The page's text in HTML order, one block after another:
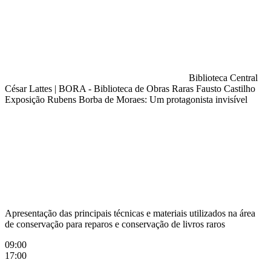
Biblioteca Central
César Lattes | BORA - Biblioteca de Obras Raras Fausto Castilho
Exposição Rubens Borba de Moraes: Um protagonista invisível
Apresentação das principais técnicas e materiais utilizados na área
de conservação para reparos e conservação de livros raros
09:00
17:00